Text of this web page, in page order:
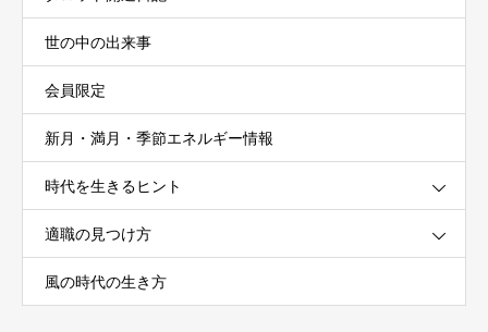
世の中の出来事
会員限定
新月・満月・季節エネルギー情報
時代を生きるヒント
適職の見つけ方
風の時代の生き方